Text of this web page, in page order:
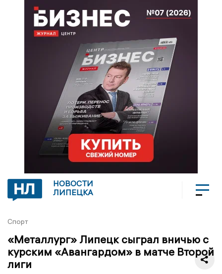
НОВОСТИ
ЛИПЕЦКА
Спорт
«Металлург» Липецк сыграл вничью с
курским «Авангардом» в матче Второй
лиги